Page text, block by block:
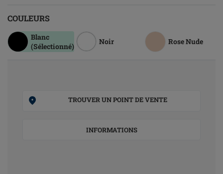
COULEURS
Blanc
(Sélectionné)
Noir Rose Nude
TROUVER UN POINT DE VENTE
INFORMATIONS